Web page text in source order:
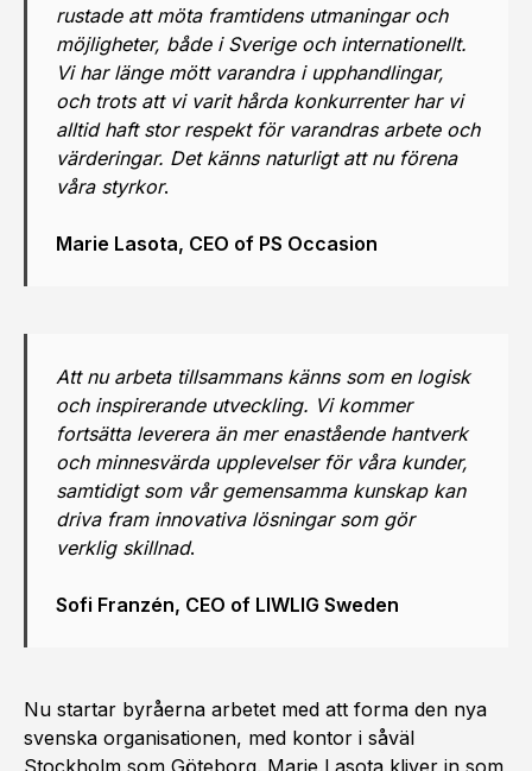
rustade att möta framtidens utmaningar och
möjligheter, både i Sverige och internationellt.
Vi har länge mött varandra i upphandlingar,
och trots att vi varit hårda konkurrenter har vi
alltid haft stor respekt för varandras arbete och
värderingar. Det känns naturligt att nu förena
våra styrkor.
Marie Lasota, CEO of PS Occasion
Att nu arbeta tillsammans känns som en logisk
och inspirerande utveckling. Vi kommer
fortsätta leverera än mer enastående hantverk
och minnesvärda upplevelser för våra kunder,
samtidigt som vår gemensamma kunskap kan
driva fram innovativa lösningar som gör
verklig skillnad.
Sofi Franzén, CEO of LIWLIG Sweden
Nu startar byråerna arbetet med att forma den nya
svenska organisationen, med kontor i såväl
Stockholm som Göteborg. Marie Lasota kliver in som